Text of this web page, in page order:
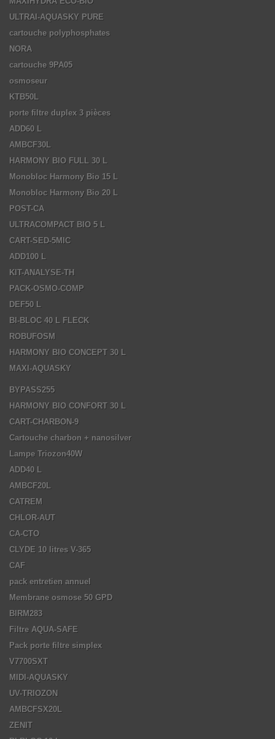
ULTRAI-AQUASKY PURE
cartouche polyphosphates
NORA
cartouche 9PA05
osmoseur
KTB50L
porte filtre duplex 3 pièces
ADD60 L
AMBCF30L
HARMONY BIO FULL 30 L
Monobloc Harmony Bio 15 L
Monobloc Harmony Bio 20 L
POST-CA
ULTRACOMPACT BIO 5 L
CART-SED-5MIC
ADD100 L
KIT-ANALYSE-TH
PACK-OSMO-COMP
DEF50 L
BI-BLOC 40 L FLECK
ROBUFOSM
HARMONY BIO CONCEPT 30 L
MAXI-AQUASKY
BYPASS255
HARMONY BIO CONFORT 30 L
CART-CHARBON-9
Cartouche charbon + nanosilver
Lampe Triozon40W
ADD40 L
AMBCF20L
CATREM
CHLOR-AUT
CA-CTO
CLYDE 10 litres V-365
CAF
pack entretien annuel
Membrane osmose 50 GPD
BIRM283
Filtre AQUA-SAFE
Pack porte filtre simplex
V7700SXT
MIDI-AQUASKY
UV-TRIOZON
AMBCFSX20L
ZENIT